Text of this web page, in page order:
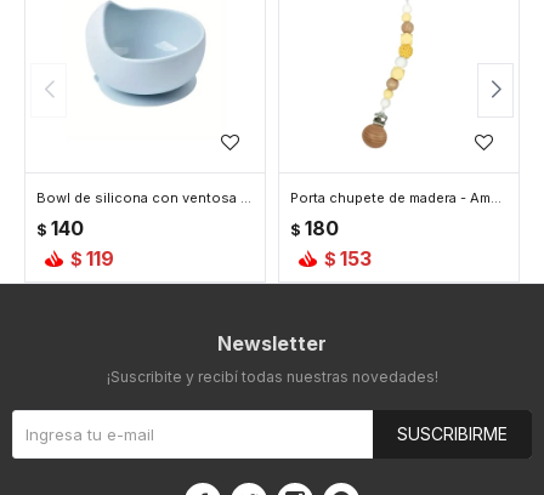
Bowl de silicona con ventosa - Azul
$ 140
$ 119
Porta chupete de madera - Amarillo
$ 180
$ 153
Newsletter
¡Suscribite y recibí todas nuestras novedades!
SUSCRIBIRME